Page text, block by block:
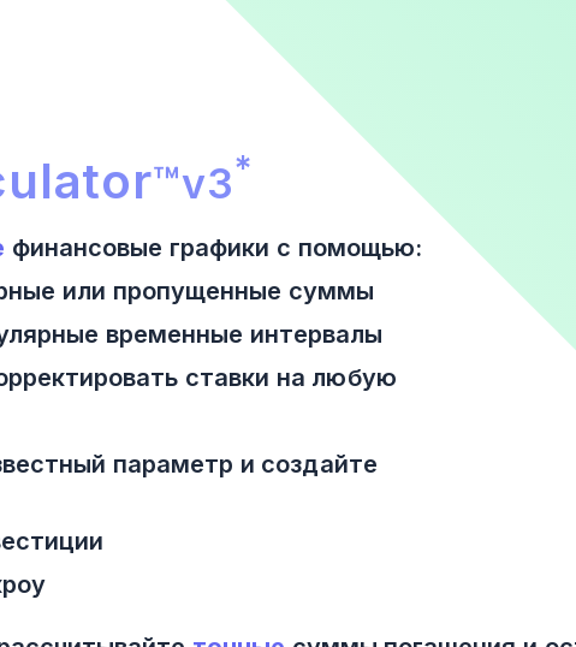
Financial Calculator
™v3*
финансовые графики с помощью:
или пропущенные суммы
временные интервалы
ставки на любую
параметр и создайте